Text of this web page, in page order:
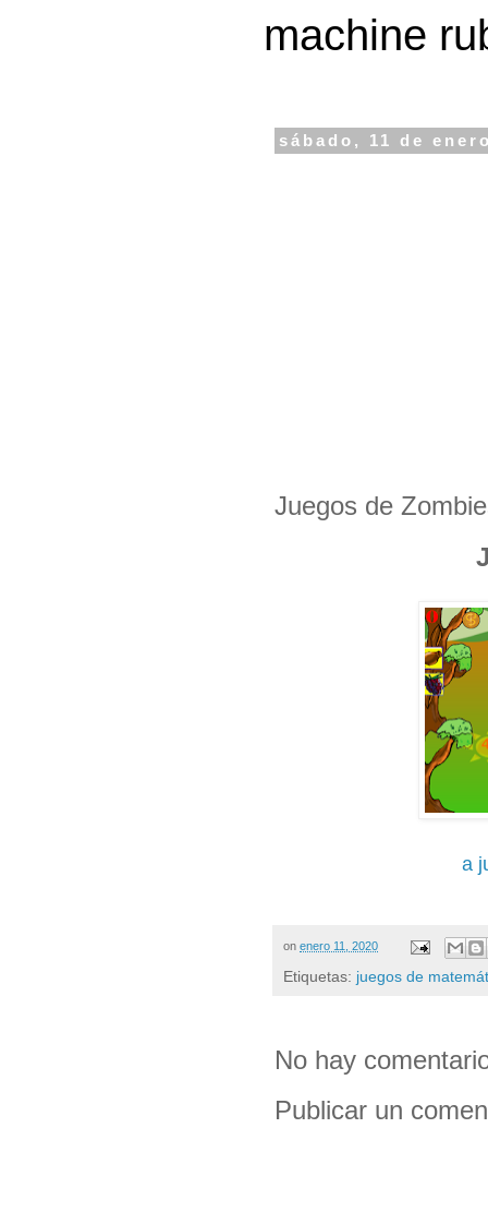
machine
sábado, 11 de
Juegos de
a
on enero 11, 2020
Etiquetas: juegos de
No hay
Publicar un